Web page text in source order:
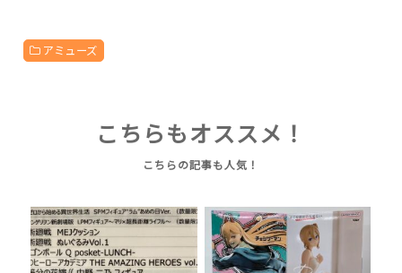
アミューズ
こちらもオススメ！